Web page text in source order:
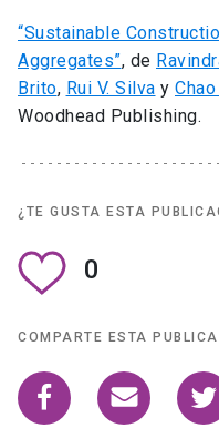
“Sustainable
Aggregates”, de
Brito, Rui V. Silva y
Woodhead Publishing.
¿TE GUSTA ESTA
0
COMPARTE ESTA